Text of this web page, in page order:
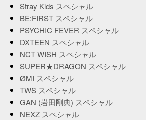
Stray Kids スペシャル
BE:FIRST スペシャル
PSYCHIC FEVER スペシャル
DXTEEN スペシャル
NCT WISH スペシャル
SUPER★DRAGON スペシャル
ØMI スペシャル
TWS スペシャル
GAN (岩田剛典) スペシャル
NEXZ スペシャル